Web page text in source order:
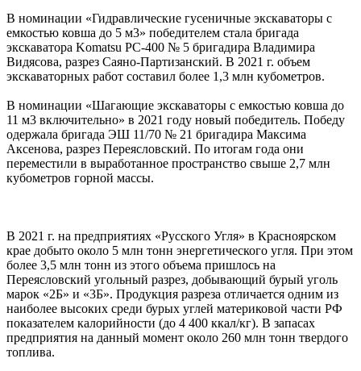
В номинации «Гидравлические гусеничные экскаваторы с
емкостью ковша до 5 м3» победителем стала бригада
экскаватора Komatsu PC-400 № 5 бригадира Владимира
Видясова, разрез Саяно-Партизанский. В 2021 г. объем
экскаваторных работ составил более 1,3 млн кубометров.
В номинации «Шагающие экскаваторы с емкостью ковша до
11 м3 включительно» в 2021 году новый победитель. Победу
одержала бригада ЭШ 11/70 № 21 бригадира Максима
Аксенова, разрез Переясловский. По итогам года они
переместили в выработанное пространство свыше 2,7 млн
кубометров горной массы.
В 2021 г. на предприятиях «Русского Угля» в Красноярском
крае добыто около 5 млн тонн энергетического угля. При этом
более 3,5 млн тонн из этого объема пришлось на
Переясловский угольный разрез, добывающий бурый уголь
марок «2Б» и «3Б». Продукция разреза отличается одним из
наиболее высоких среди бурых углей материковой части РФ
показателем калорийности (до 4 400 ккал/кг). В запасах
предприятия на данный момент около 260 млн тонн твердого
топлива.